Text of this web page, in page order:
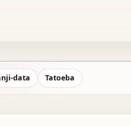
data Tatoeba